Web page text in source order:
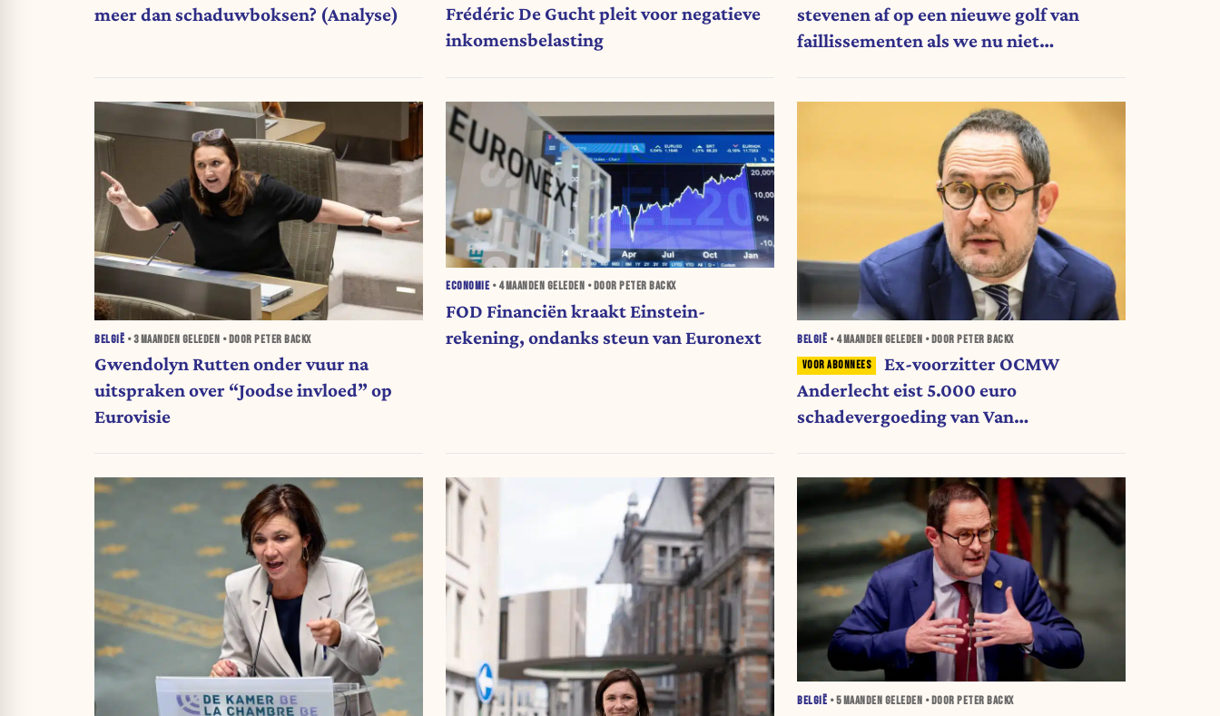
meer dan schaduwboksen? (Analyse)
Frédéric De Gucht pleit voor negatieve
inkomensbelasting
stevenen af op een nieuwe golf van
faillissementen als we nu niet
BELGIË •3 MAANDEN GELEDEN • DOOR PETER BACKX
Gwendolyn Rutten onder vuur na
uitspraken over “Joodse invloed” op
Eurovisie
ECONOMIE • 4 MAANDEN GELEDEN • DOOR PETER BACKX
FOD Financiën kraakt Einstein-
rekening, ondanks steun van Euronext
BELGIË • 4 MAANDEN GELEDEN • DOOR PETER BACKX
Ex-voorzitter OCMW
Anderlecht eist 5.000 euro
schadevergoeding van Van
BELGIË •5 MAANDEN GELEDEN • DOOR PETER BACKX